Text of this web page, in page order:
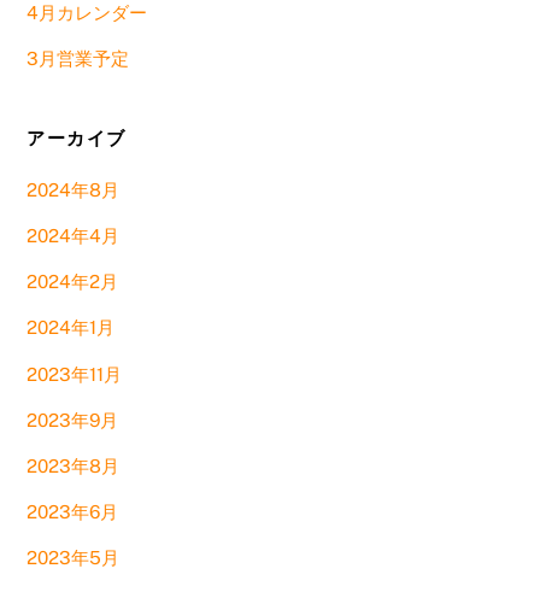
4月カレンダー
3月営業予定
アーカイブ
2024年8月
2024年4月
2024年2月
2024年1月
2023年11月
2023年9月
2023年8月
2023年6月
2023年5月